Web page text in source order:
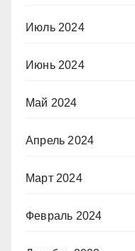
Июль 2024
Июнь 2024
Май 2024
Апрель 2024
Март 2024
Февраль 2024